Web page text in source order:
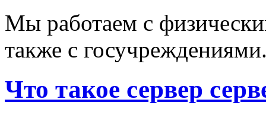
Мы работаем с
также с
Что такое сервер